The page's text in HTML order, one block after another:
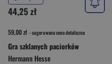
44,25 zł
59,00 zł - sugerowana cena detaliczna
Gra szklanych paciorków
Hermann Hesse